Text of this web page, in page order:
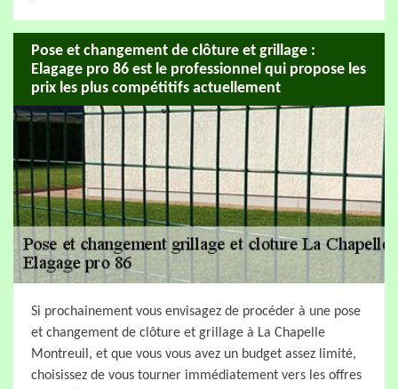
Pose et changement de clôture et grillage :
Elagage pro 86 est le professionnel qui propose les
prix les plus compétitifs actuellement
Si prochainement vous envisagez de procéder à une pose
et changement de clôture et grillage à La Chapelle
Montreuil, et que vous vous avez un budget assez limité,
choisissez de vous tourner immédiatement vers les offres